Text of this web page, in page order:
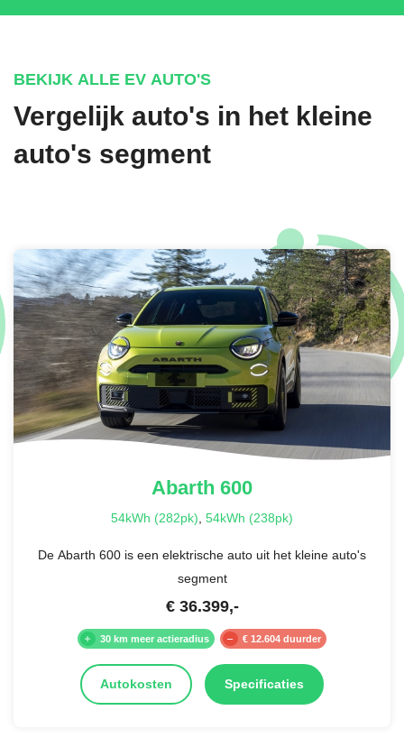
BEKIJK ALLE EV AUTO'S
Vergelijk auto's in het kleine
auto's segment
Abarth 600
54kWh (282pk), 54kWh (238pk)
De Abarth 600 is een elektrische auto uit het kleine auto's
segment
€ 36.399,-
30 km meer actieradius € 12.604 duurder
Autokosten Specificaties